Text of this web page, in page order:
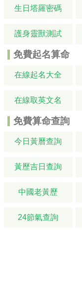
生日塔羅密碼
護身靈獸測試
免費起名算命
在線起名大全
在線取英文名
免費算命查詢
今日黃曆查詢
黃歷吉日查詢
中國老黃歷
24節氣查詢